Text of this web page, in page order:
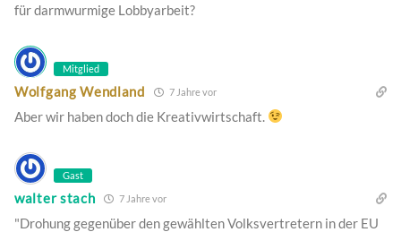
für darmwurmige Lobbyarbeit?
Mitglied
Wolfgang Wendland 7 Jahre vor
Aber wir haben doch die Kreativwirtschaft.
Gast
walter stach 7 Jahre vor
"Drohung gegenüber den gewählten Volksvertretern in der EU